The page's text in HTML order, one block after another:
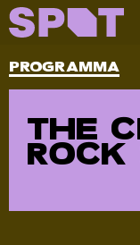
PROGRAMMA
THE
ROCK